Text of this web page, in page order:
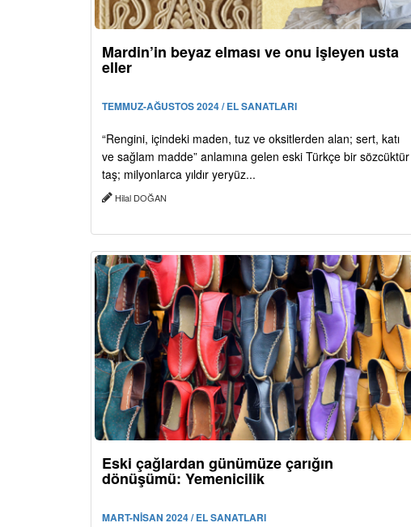
Mardin’in beyaz elması ve onu işleyen usta
eller
TEMMUZ-AĞUSTOS 2024 / EL SANATLARI
“Rengini, içindeki maden, tuz ve oksitlerden alan; sert, katı
ve sağlam madde” anlamına gelen eski Türkçe bir sözcüktür
taş; milyonlarca yıldır yeryüz...
Hilal DOĞAN
Eski çağlardan günümüze çarığın
dönüşümü: Yemenicilik
MART-NİSAN 2024 / EL SANATLARI